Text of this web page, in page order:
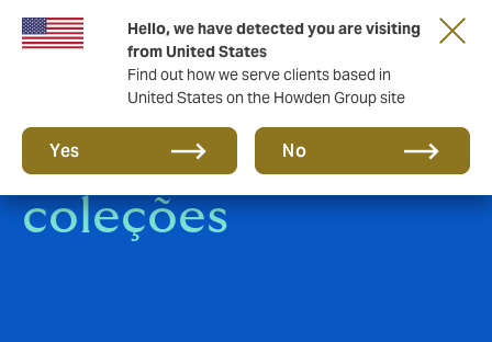
Hello, we have detected you are visiting
from United States
Find out how we serve clients based in
United States on the Howden Group site
Yes No
Seguro de Arte e
coleções